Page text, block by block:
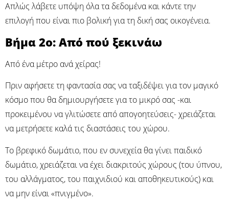
Απλώς λάβετε υπόψη όλα τα δεδομένα και κάντε την
επιλογή που είναι πιο βολική για τη δική σας οικογένεια.
Βήμα 2ο: Από πού ξεκινάω
Από ένα μέτρο ανά χείρας!
Πριν αφήσετε τη φαντασία σας να ταξιδέψει για τον μαγικό
κόσμο που θα δημιουργήσετε για το μικρό σας -και
προκειμένου να γλιτώσετε από απογοητεύσεις- χρειάζεται
να μετρήσετε καλά τις διαστάσεις του χώρου.
Το βρεφικό δωμάτιο, που εν συνεχεία θα γίνει παιδικό
δωμάτιο, χρειάζεται να έχει διακριτούς χώρους (του ύπνου,
του αλλάγματος, του παιχνιδιού και αποθηκευτικούς) και
να μην είναι «πνιγμένο».